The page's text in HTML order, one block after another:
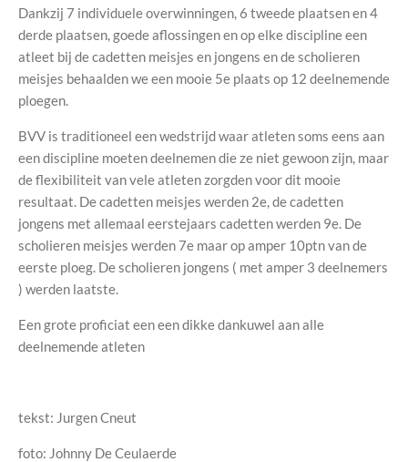
Dankzij 7 individuele overwinningen, 6 tweede plaatsen en 4
derde plaatsen, goede aflossingen en op elke discipline een
atleet bij de cadetten meisjes en jongens en de scholieren
meisjes behaalden we een mooie 5e plaats op 12 deelnemende
ploegen.
BVV is traditioneel een wedstrijd waar atleten soms eens aan
een discipline moeten deelnemen die ze niet gewoon zijn, maar
de flexibiliteit van vele atleten zorgden voor dit mooie
resultaat. De cadetten meisjes werden 2e, de cadetten
jongens met allemaal eerstejaars cadetten werden 9e. De
scholieren meisjes werden 7e maar op amper 10ptn van de
eerste ploeg. De scholieren jongens ( met amper 3 deelnemers
) werden laatste.
Een grote proficiat een een dikke dankuwel aan alle
deelnemende atleten
tekst: Jurgen Cneut
foto: Johnny De Ceulaerde